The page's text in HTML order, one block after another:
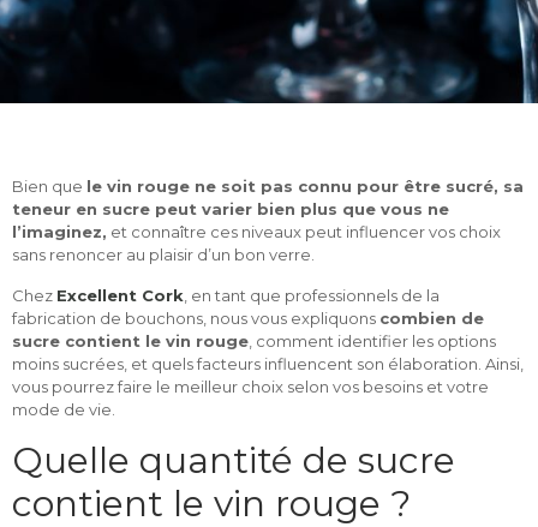
Bien que le vin rouge ne soit pas connu pour être sucré, sa
teneur en sucre peut varier bien plus que vous ne
l’imaginez, et connaître ces niveaux peut influencer vos choix
sans renoncer au plaisir d’un bon verre.
Chez Excellent Cork , en tant que professionnels de la
fabrication de bouchons, nous vous expliquons combien de
sucre contient le vin rouge , comment identifier les options
moins sucrées, et quels facteurs influencent son élaboration. Ainsi,
vous pourrez faire le meilleur choix selon vos besoins et votre
mode de vie.
Quelle quantité de sucre
contient le vin rouge ?